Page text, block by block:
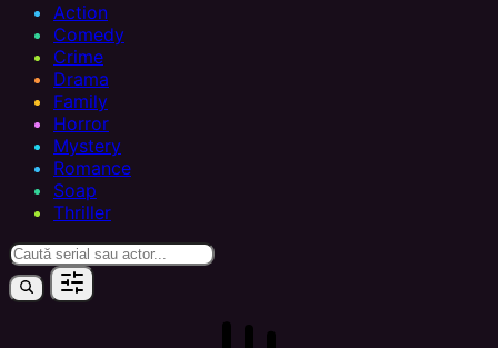
Action
Comedy
Crime
Drama
Family
Horror
Mystery
Romance
Soap
Thriller